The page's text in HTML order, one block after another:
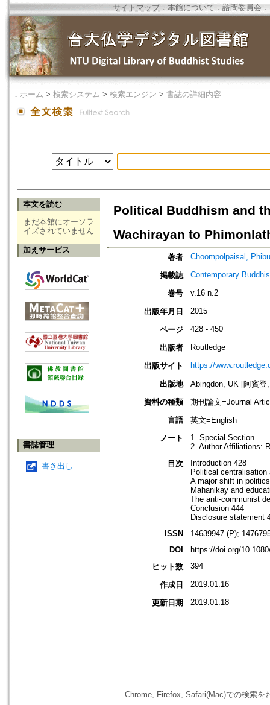
サイトマップ．本館について ． 諮問委員会 ．
． ホーム > 検索システム > 検索エンジン > 書誌の詳細内容
本文を読む
まだ本館にオーソラ
イズされていません
加えサービス
書誌管理
書き出し
Political Buddhism and
Wachirayan to
著者 Choompolpaisal,
掲載誌 Contemporary
巻号 v.16 n.2
出版年月日 2015
ページ 428 - 450
出版者 Routledge
出版サイト https://
出版地
Abingdon, UK [阿賓登
資料の種類
期刊論文=Journal
言語
英文=English
ノート
1. Special Section
2. Author Affiliations:
目次
Introduction 428
Political centralisation
A major shift in
Mahanikay and
The anti-communist
Conclusion 444
Disclosure statement
ISSN
14639947 (P);
DOI
https://doi.org/
ヒット数
394
作成日 2019.01.16
更新日期 2019.01.18
Chrome, Firefox, Safari(Mac)での検索を